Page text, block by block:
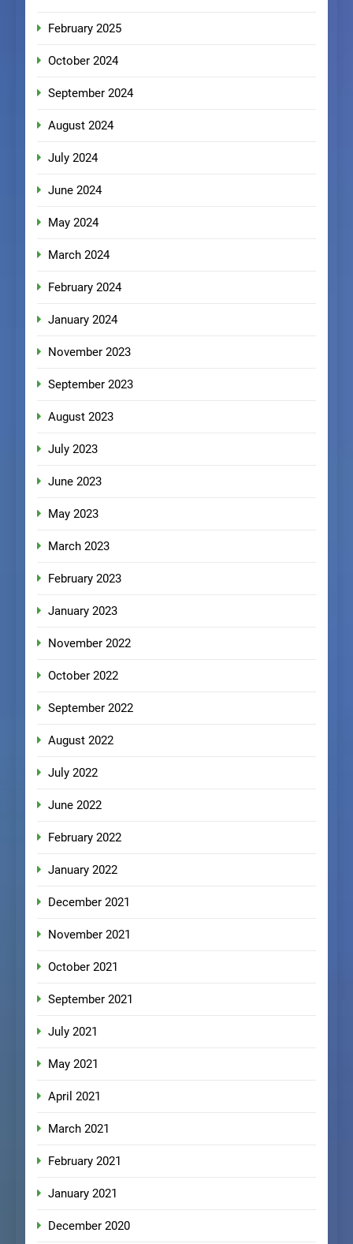
February 2025
October 2024
September 2024
August 2024
July 2024
June 2024
May 2024
March 2024
February 2024
January 2024
November 2023
September 2023
August 2023
July 2023
June 2023
May 2023
March 2023
February 2023
January 2023
November 2022
October 2022
September 2022
August 2022
July 2022
June 2022
February 2022
January 2022
December 2021
November 2021
October 2021
September 2021
July 2021
May 2021
April 2021
March 2021
February 2021
January 2021
December 2020